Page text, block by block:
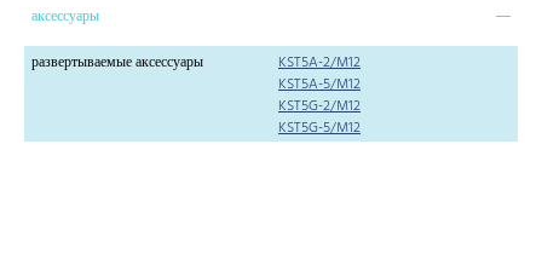
аксессуары
развертываемые аксессуары
KST5A-2/M12
KST5A-5/M12
KST5G-2/M12
KST5G-5/M12